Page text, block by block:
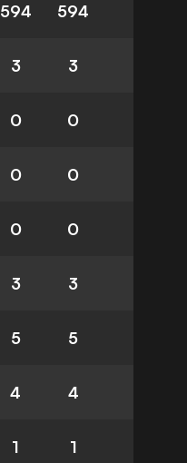
594 594
3 3
0 0
0 0
0 0
3 3
5 5
4 4
1 1